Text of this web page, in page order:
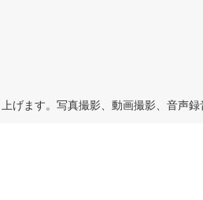
げます。写真撮影、動画撮影、音声録